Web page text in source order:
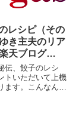
レシピ（その
き主夫のリア
天ブログ
伝、餃子のレシ
トいただいて上機
ます。こんなんで